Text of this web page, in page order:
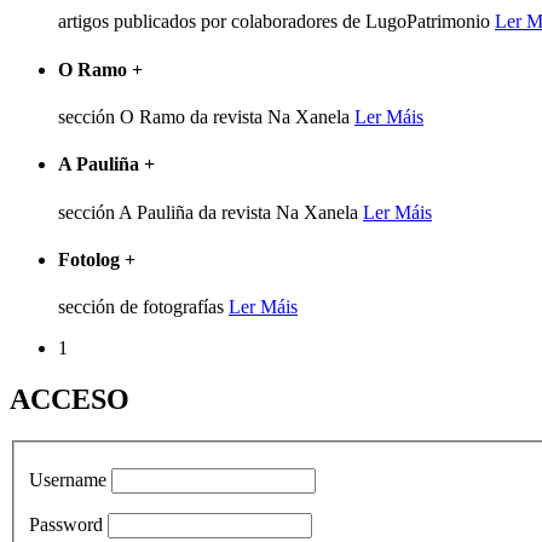
artigos publicados por colaboradores de LugoPatrimonio Ler
O Ramo +
sección O Ramo da revista Na Xanela Ler Máis
A Pauliña +
sección A Pauliña da revista Na Xanela Ler Máis
Fotolog +
sección de fotografías Ler Máis
1
ACCESO
Username
Password